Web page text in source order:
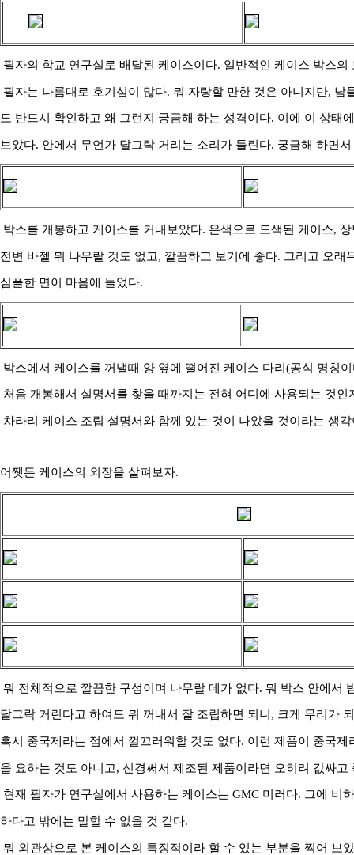
필자의 학교 연구실로 배달된 케이스이다. 일반적인 케이스 박스의
필자는 나름대로 호기심이 많다. 뭐 자랑할 만한 것은 아니지만, 남
도 반드시 확인하고 왜 그런지 궁금해 하는 성격이다. 이에 이 상태
보았다. 안에서 무언가 달그락 거리는 소리가 들린다. 궁금해 하면
박스를 개봉하고 케이스를 커내보았다. 은색으로 도색된 케이스,
전변 바젤 뭐 나무랄 것도 없고, 깔끔하고 보기에 좋다. 그리고 오래
심플한 면이 마음에 들었다.
박스에서 케이스를 꺼낼때 양 옆에 떨어진 케이스 다리(공식 명칭
처음 개봉해서 설명서를 찾을 때까지는 전혀 어디에 사용되는 것인
차라리 케이스 조립 설명서와 함께 있는 것이 나았을 것이라는 생
어쨋든 케이스의 외장을 살펴보자.
뭐 전체적으로 깔끔한 구성이며 나무랄 데가 없다. 뭐 박스 안에서
달그락 거린다고 하여도 뭐 꺼내서 잘 조립하면 되니, 크게 무리가
혹시 중국제라는 점에서 껄끄러워할 것도 없다. 이런 제품이 중국제
을 요하는 것도 아니고, 신경써서 제조된 제품이라면 오히려 값싸고
현재 필자가 연구실에서 사용하는 케이스는 GMC 미러다. 그에 비
하다고 밖에는 말할 수 없을 것 같다.
뭐 외관상으로 본 케이스의 특징적이라 할 수 있는 부분을 찍어 보